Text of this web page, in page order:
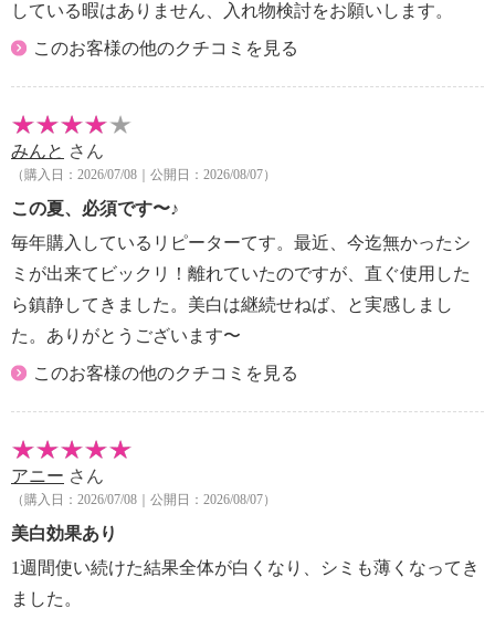
している暇はありません、入れ物検討をお願いします。
このお客様の他のクチコミを見る
みんと さん
（購入日：2026/07/08｜公開日：2026/08/07）
この夏、必須です〜♪
毎年購入しているリピーターてす。最近、今迄無かったシ
ミが出来てビックリ！離れていたのですが、直ぐ使用した
ら鎮静してきました。美白は継続せねば、と実感しまし
た。ありがとうございます〜
このお客様の他のクチコミを見る
アニー さん
（購入日：2026/07/08｜公開日：2026/08/07）
美白効果あり
1週間使い続けた結果全体が白くなり、シミも薄くなってき
ました。